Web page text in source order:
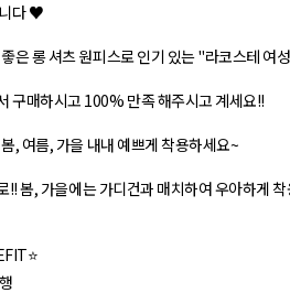
다 ♥
은 롱 셔츠 원피스로 인기 있는 "라코스테 여
구매하시고 100% 만족 해주시고 계세요!!
, 여름, 가을 내내 예쁘게 착용하세요~
!! 봄, 가을에는 가디건과 매치하여 우아하게